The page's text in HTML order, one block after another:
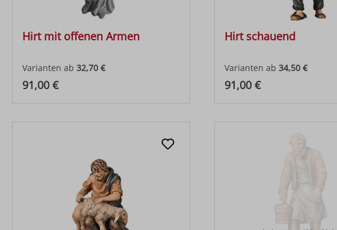
Hirt mit offenen Armen
Varianten ab 32,70 €
Regulärer Preis:
91,00 €
Hirt schauend
Varianten ab 34,50 €
Regulärer Preis:
91,00 €